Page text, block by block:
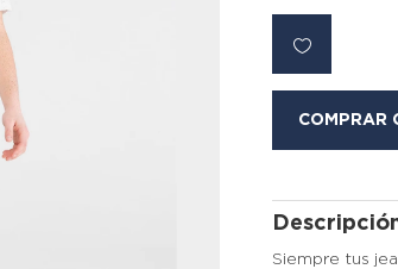
COMPRAR
Siempre tus